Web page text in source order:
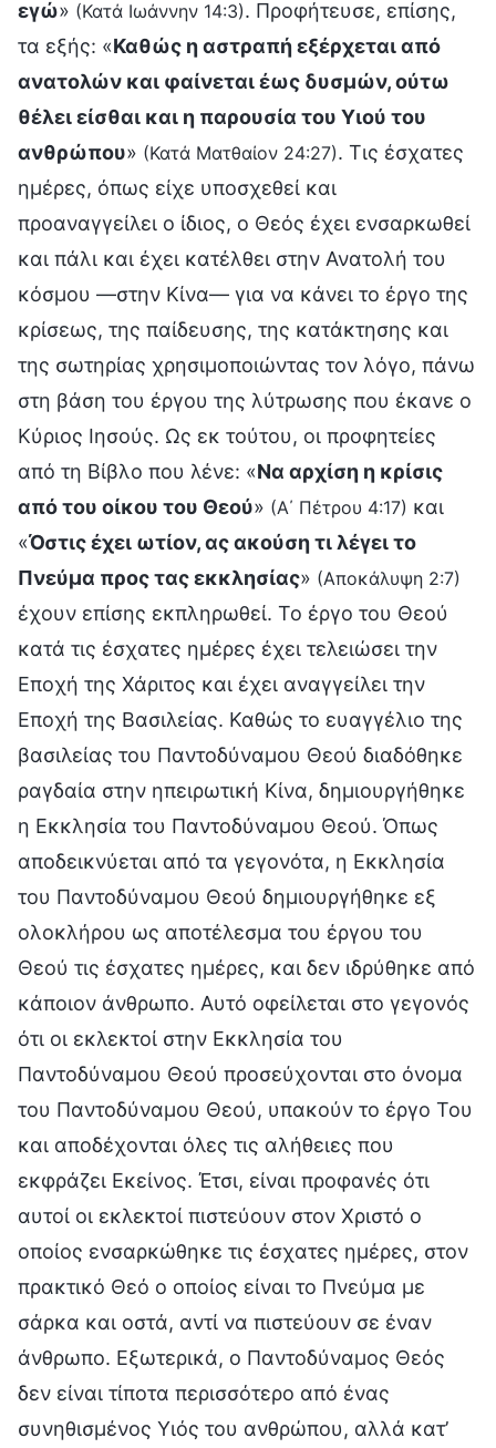
εγώ» (Κατά Ιωάννην 14:3). Προφήτευσε, επίσης,
τα εξής: «Καθώς η αστραπή εξέρχεται από
ανατολών και φαίνεται έως δυσμών, ούτω
θέλει είσθαι και η παρουσία του Υιού του
ανθρώπου» (Κατά Ματθαίον 24:27). Τις έσχατες
ημέρες, όπως είχε υποσχεθεί και
προαναγγείλει ο ίδιος, ο Θεός έχει ενσαρκωθεί
και πάλι και έχει κατέλθει στην Ανατολή του
κόσμου —στην Κίνα— για να κάνει το έργο της
κρίσεως, της παίδευσης, της κατάκτησης και
της σωτηρίας χρησιμοποιώντας τον λόγο, πάνω
στη βάση του έργου της λύτρωσης που έκανε ο
Κύριος Ιησούς. Ως εκ τούτου, οι προφητείες
από τη Βίβλο που λένε: «Να αρχίση η κρίσις
από του οίκου του Θεού» (Α΄ Πέτρου 4:17) και
«Όστις έχει ωτίον, ας ακούση τι λέγει το
Πνεύμα προς τας εκκλησίας» (Αποκάλυψη 2:7)
έχουν επίσης εκπληρωθεί. Το έργο του Θεού
κατά τις έσχατες ημέρες έχει τελειώσει την
Εποχή της Χάριτος και έχει αναγγείλει την
Εποχή της Βασιλείας. Καθώς το ευαγγέλιο της
βασιλείας του Παντοδύναμου Θεού διαδόθηκε
ραγδαία στην ηπειρωτική Κίνα, δημιουργήθηκε
η Εκκλησία του Παντοδύναμου Θεού. Όπως
αποδεικνύεται από τα γεγονότα, η Εκκλησία
του Παντοδύναμου Θεού δημιουργήθηκε εξ
ολοκλήρου ως αποτέλεσμα του έργου του
Θεού τις έσχατες ημέρες, και δεν ιδρύθηκε από
κάποιον άνθρωπο. Αυτό οφείλεται στο γεγονός
ότι οι εκλεκτοί στην Εκκλησία του
Παντοδύναμου Θεού προσεύχονται στο όνομα
του Παντοδύναμου Θεού, υπακούν το έργο Του
και αποδέχονται όλες τις αλήθειες που
εκφράζει Εκείνος. Έτσι, είναι προφανές ότι
αυτοί οι εκλεκτοί πιστεύουν στον Χριστό ο
οποίος ενσαρκώθηκε τις έσχατες ημέρες, στον
πρακτικό Θεό ο οποίος είναι το Πνεύμα με
σάρκα και οστά, αντί να πιστεύουν σε έναν
άνθρωπο. Εξωτερικά, ο Παντοδύναμος Θεός
δεν είναι τίποτα περισσότερο από ένας
συνηθισμένος Υιός του ανθρώπου, αλλά κατ’